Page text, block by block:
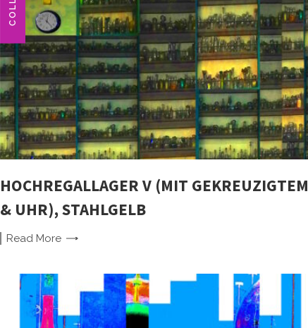
HOCHREGALLAGER V (MIT GEKREUZIGTEM
& UHR), STAHLGELB
Read More